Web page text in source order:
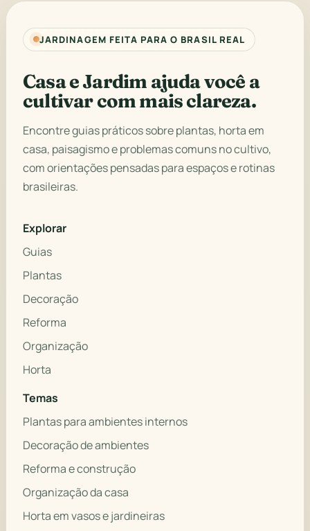
JARDINAGEM FEITA PARA O BRASIL REAL
Casa e Jardim ajuda você a
cultivar com mais clareza.
Encontre guias práticos sobre plantas, horta em
casa, paisagismo e problemas comuns no cultivo,
com orientações pensadas para espaços e rotinas
brasileiras.
Explorar
Guias
Plantas
Decoração
Reforma
Organização
Horta
Temas
Plantas para ambientes internos
Decoração de ambientes
Reforma e construção
Organização da casa
Horta em vasos e jardineiras